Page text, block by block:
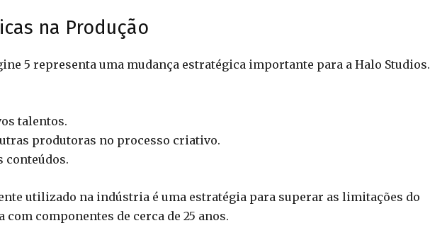
na Produção
5 representa uma mudança estratégica importante para a Halo Studios.
talentos.
produtoras no processo criativo.
conteúdos.
utilizado na indústria é uma estratégia para superar as limitações do
com componentes de cerca de 25 anos.